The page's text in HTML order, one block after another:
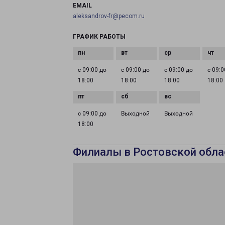
EMAIL
aleksandrov-fr@pecom.ru
ГРАФИК РАБОТЫ
с 09:00 до
18:00
с 09:00 до
18:00
с 09:00 до
18:00
с
18:00
с 09:00 до
18:00
Выходной Выходной
Филиалы в Ростовской